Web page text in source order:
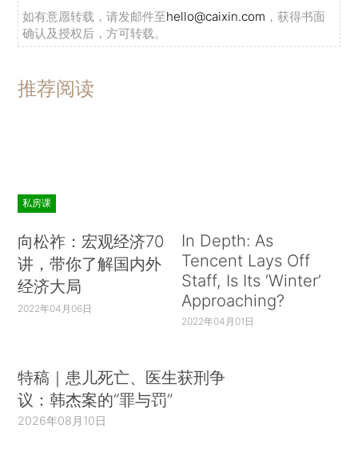
如有意愿转载，请发邮件至hello@caixin.com ，获得书面
确认及授权后，方可转载。
推荐阅读
私房课
向松祚：宏观经济70
讲，带你了解国内外
经济大局
2022年04月06日
In Depth: As
Tencent Lays Off
Staff, Is Its ‘Winter’
Approaching?
2022年04月01日
特稿｜患儿死亡、医生获刑争
议：韩杰案的“罪与罚”
2026年08月10日